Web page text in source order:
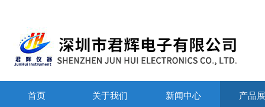
首页 关于我们 新闻中心 产品